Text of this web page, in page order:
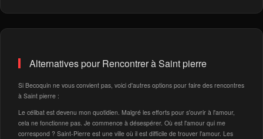
Alternatives pour Rencontrer à Saint pierre
Si Becoquin ne vous convient pas, voici d'autres options pour faire des rencontres
à Saint pierre :
Le célibat est devenu mon quotidien. Malgré les efforts pour s'ouvrir à l'amour,
cela ne fonctionne pas. Je commence à désespérer. Où est l'amour qui me
correspond ? Saint-Pierre est une ville où il est difficile de trouver l'amour. Les